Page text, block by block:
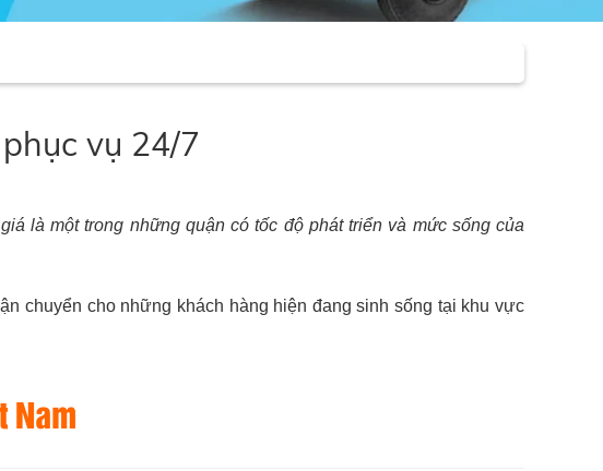
vụ 24/7
là một trong những quận có tốc độ phát triển và mức sống của
chuyển cho những khách hàng hiện đang sinh sống tại khu vực
Nam